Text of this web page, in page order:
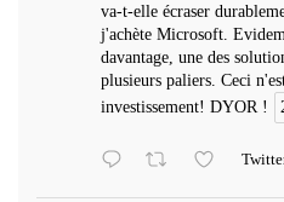
va-t-elle écraser
j'achète Microsoft.
davantage, une des
plusieurs paliers. Ceci
investissement! DYOR !